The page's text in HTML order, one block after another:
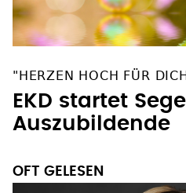
"HERZEN HOCH FÜR
EKD startet
Auszubildende
OFT GELESEN